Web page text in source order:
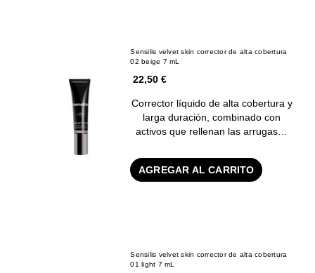
Sensilis velvet skin corrector de alta cobertura
02 beige 7 mL
22,50 €
Corrector líquido de alta cobertura y
larga duración, combinado con
activos que rellenan las arrugas…
AGREGAR AL CARRITO
Sensilis velvet skin corrector de alta cobertura
01 light 7 mL